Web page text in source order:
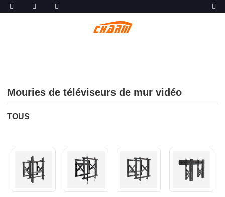
Mouries de téléviseurs de mur vidéo
TOUS